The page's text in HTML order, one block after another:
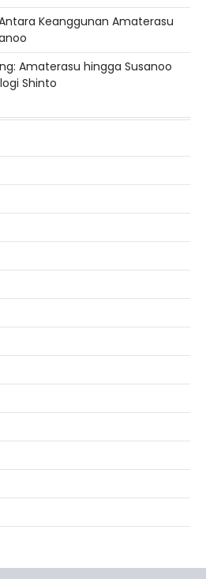
Keanggunan Amaterasu
Amaterasu hingga Susanoo
Shinto